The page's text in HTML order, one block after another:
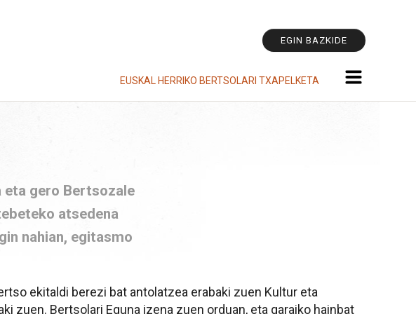
EGIN BAZKIDE
EUSKAL HERRIKO BERTSOLARI TXAPELKETA
eta gero Bertsozale
atsedena
nahian, egitasmo
ekitaldi berezi bat antolatzea erabaki zuen Kultur eta
zuen. Bertsolari Eguna izena zuen orduan, eta garaiko hainbat